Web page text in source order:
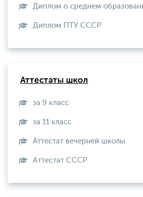
Диплом о среднем
Диплом ПТУ СССР
Аттестаты школ
за 9 класс
за 11 класс
Аттестат вечерней школы
Aттестат СССР